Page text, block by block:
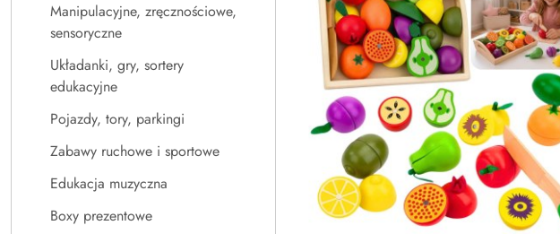
Manipulacyjne, zręcznościowe,
sensoryczne
Układanki, gry, sortery
edukacyjne
Pojazdy, tory, parkingi
Zabawy ruchowe i sportowe
Edukacja muzyczna
Boxy prezentowe